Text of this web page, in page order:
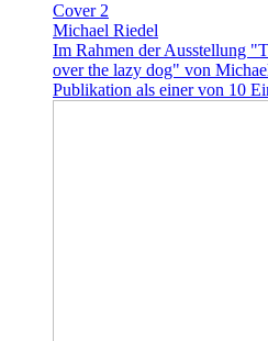
Cover 2
Michael Riedel
Im Rahmen der Ausstellung
over the lazy dog" von
Publikation als einer von 10